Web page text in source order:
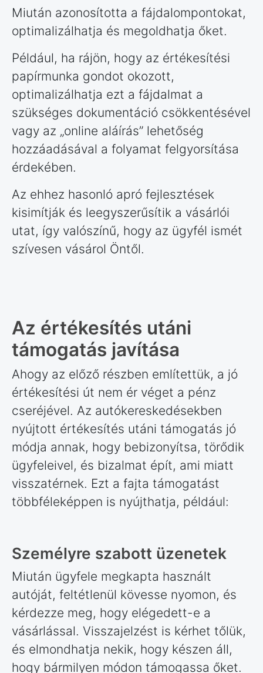
Miután azonosította a fájdalompontokat,
optimalizálhatja és megoldhatja őket.
Például, ha rájön, hogy az értékesítési
papírmunka gondot okozott,
optimalizálhatja ezt a fájdalmat a
szükséges dokumentáció csökkentésével
vagy az „online aláírás” lehetőség
hozzáadásával a folyamat felgyorsítása
érdekében.
Az ehhez hasonló apró fejlesztések
kisimítják és leegyszerűsítik a vásárlói
utat, így valószínű, hogy az ügyfél ismét
szívesen vásárol Öntől.
Az értékesítés utáni
támogatás javítása
Ahogy az előző részben említettük, a jó
értékesítési út nem ér véget a pénz
cseréjével. Az autókereskedésekben
nyújtott értékesítés utáni támogatás jó
módja annak, hogy bebizonyítsa, törődik
ügyfeleivel, és bizalmat épít, ami miatt
visszatérnek. Ezt a fajta támogatást
többféleképpen is nyújthatja, például:
Személyre szabott üzenetek
Miután ügyfele megkapta használt
autóját, feltétlenül kövesse nyomon, és
kérdezze meg, hogy elégedett-e a
vásárlással. Visszajelzést is kérhet tőlük,
és elmondhatja nekik, hogy készen áll,
hogy bármilyen módon támogassa őket.